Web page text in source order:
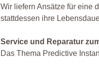
Wir liefern Ansätze für eine
stattdessen ihre
Service und Reparatur
Das Thema Predictive